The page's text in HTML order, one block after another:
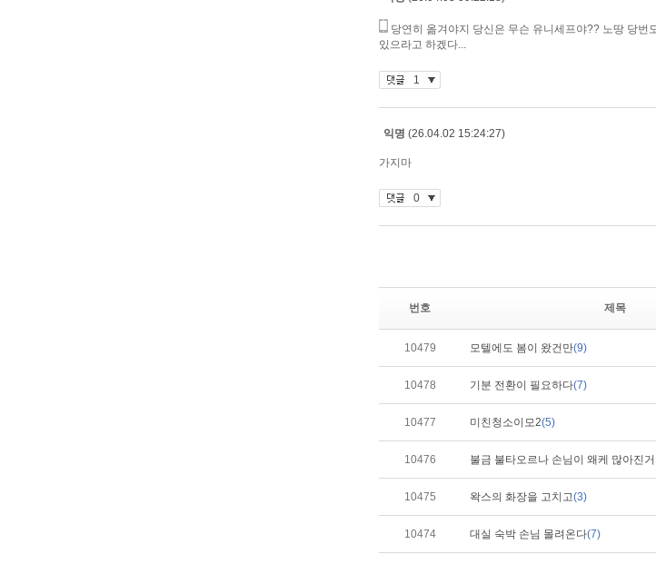
번호 제목
10479 모텔에도 봄이 왔건만(9)
10478 기분 전환이 필요하다(7)
10477 미친청소이모2(5)
10476 불금 불타오르나 손님이 왜케 많아진
10475 왁스의 화장을 고치고(3)
10474 대실 숙박 손님 몰려온다(7)